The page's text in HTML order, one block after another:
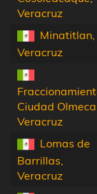
Veracruz
Minatitlan,
Veracruz
Ciudad
Veracruz
Lomas de
Barrillas,
Veracruz